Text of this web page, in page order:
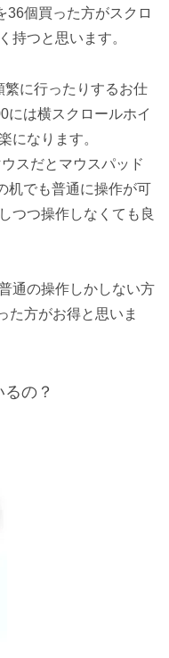
36個買った方がスクロ
持つと思います。
に行ったりするお仕
には横スクロールホイ
になります。
スだとマウスパッド
机でも普通に操作が可
つつ操作しなくても良
通の操作しかしない方
た方がお得と思いま
の？